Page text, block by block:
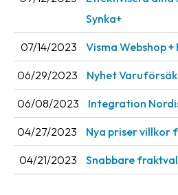
Synka+
07/14/2023 Visma Webshop
06/29/2023 Nyhet
06/08/2023 Integration
04/27/2023 Nya priser villkor
04/21/2023 Snabbare